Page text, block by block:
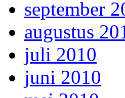
september
augustus
juli 2010
juni 2010